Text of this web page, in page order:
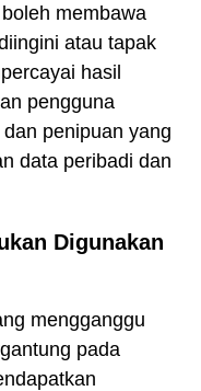
membawa
atau tapak
hasil
pengguna
penipuan yang
data peribadi dan
Digunakan
mengganggu
pada